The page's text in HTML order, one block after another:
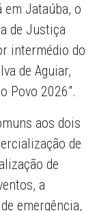
Jataúba, o
de Justiça
intermédio do
de Aguiar,
Povo 2026".
aos dois
de
de
a
emergência,